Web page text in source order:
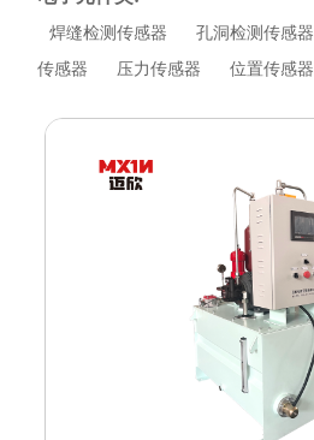
焊缝检测传感器 孔洞检测传感器
传感器
压力传感器 位置传感器